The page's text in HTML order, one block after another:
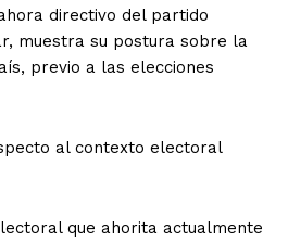
directivo del partido
muestra su postura sobre la
previo a las elecciones
al contexto electoral
que ahorita actualmente